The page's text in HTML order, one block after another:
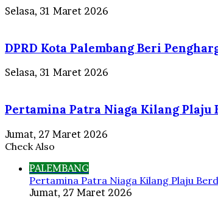
Selasa, 31 Maret 2026
DPRD Kota Palembang Beri
Selasa, 31 Maret 2026
Pertamina Patra Niaga Kilang Plaju
Jumat, 27 Maret 2026
Check Also
PALEMBANG
Pertamina Patra Niaga Kilang Plaju
Jumat, 27 Maret 2026